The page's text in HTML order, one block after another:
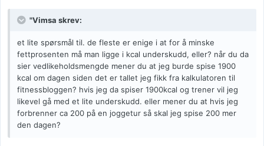
"Vimsa skrev:
et lite spørsmål til. de fleste er enige i at for å minske
fettprosenten må man ligge i kcal underskudd, eller? når du da
sier vedlikeholdsmengde mener du at jeg burde spise 1900
kcal om dagen siden det er tallet jeg fikk fra kalkulatoren til
fitnessbloggen? hvis jeg da spiser 1900kcal og trener vil jeg
likevel gå med et lite underskudd. eller mener du at hvis jeg
forbrenner ca 200 på en joggetur så skal jeg spise 200 mer
den dagen?